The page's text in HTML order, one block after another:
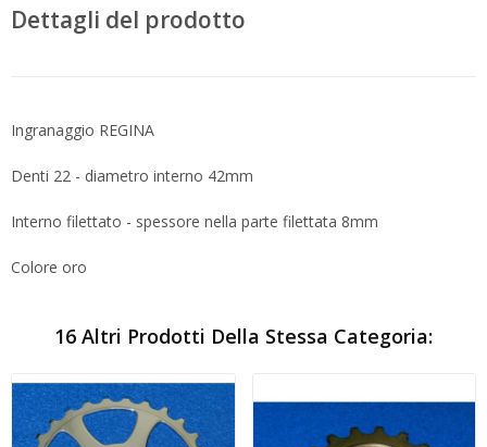
Dettagli del prodotto
Ingranaggio REGINA
Denti 22 - diametro interno 42mm
Interno filettato - spessore nella parte filettata 8mm
Colore oro
16 Altri Prodotti Della Stessa Categoria: